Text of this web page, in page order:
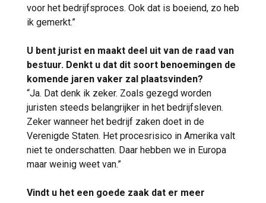
voor het bedrijfsproces. Ook dat is boeiend, zo heb
ik gemerkt.”
U bent jurist en maakt deel uit van de raad van
bestuur. Denkt u dat dit soort benoemingen de
komende jaren vaker zal plaatsvinden?
“Ja. Dat denk ik zeker. Zoals gezegd worden
juristen steeds belangrijker in het bedrijfsleven.
Zeker wanneer het bedrijf zaken doet in de
Verenigde Staten. Het procesrisico in Amerika valt
niet te onderschatten. Daar hebben we in Europa
maar weinig weet van.”
Vindt u het een goede zaak dat er meer